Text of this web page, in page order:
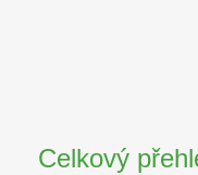
Celkový